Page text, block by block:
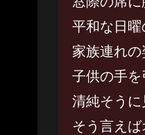
平和な日曜
家族連れの
子供の手を
清純そうに
そう言えば